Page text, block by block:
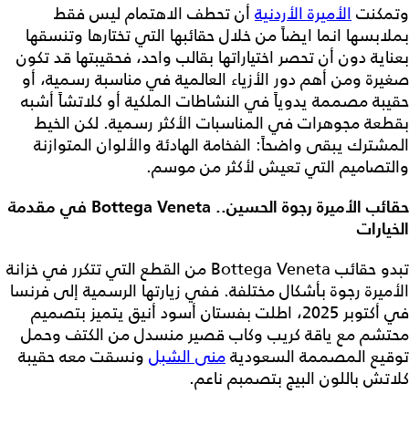
وتمكنتالأميرة الأردنية أن تحطف الاهتمام ليس فقط
بملابسها انما ايضاً من خلال حقائبها التي تختارها وتنسقها
بعناية دون أن تحصر اختياراتها بقالب واحد، فحقيبتها قد تكون
صغيرة ومن أهم دور الأزياء العالمية في مناسبة رسمية، أو
حقيبة مصممة يدوياً في النشاطات الملكية أو كلاتشاً أشبه
بقطعة مجوهرات في المناسبات الأكثر رسمية. لكن الخيط
المشترك يبقى واضحاً: الفخامة الهادئة والألوان المتوازنة
والتصاميم التي تعيش لأكثر من موسم.
حقائب الأميرة رجوة الحسين.. Bottega Veneta في مقدمة
الخيارات
تبدو حقائب Bottega Veneta من القطع التي تتكرر في خزانة
الأميرة رجوة بأشكال مختلفة. ففي زيارتها الرسمية إلى فرنسا
في أكتوبر 2025، اطلت بفستان أسود أنيق يتميز بتصميم
محتشم مع ياقة كريب وكاب قصير منسدل من الكتف وحمل
توقيع المصممة السعوديةمنى الشبل ونسقت معه حقيبة
كلاتش باللون البيج بتصمبم ناعم.